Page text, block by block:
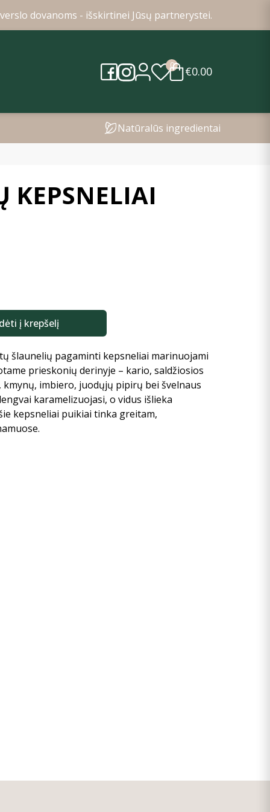
dovanoms - išskirtinei Jūsų partnerystei.
0 €0.00
Natūralūs ingredientai
KEPSNELIAI
į krepšelį
šlaunelių pagaminti kepsneliai marinuojami
prieskonių derinyje – kario, saldžiosios
imbiero, juodųjų pipirų bei švelnaus
karamelizuojasi, o vidus išlieka
kepsneliai puikiai tinka greitam,